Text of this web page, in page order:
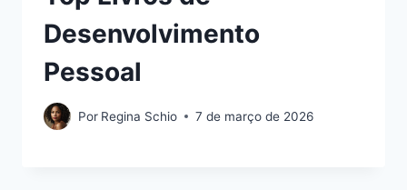
Desenvolvimento
Pessoal
Por Regina Schio 7 de março de 2026